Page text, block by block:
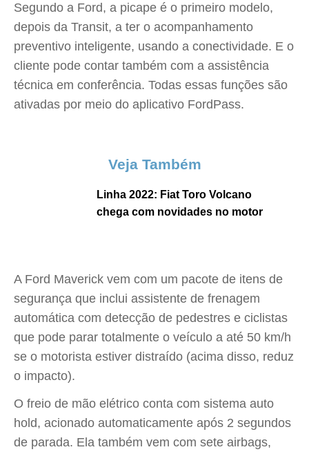
Segundo a Ford, a picape é o primeiro modelo,
depois da Transit, a ter o acompanhamento
preventivo inteligente, usando a conectividade. E o
cliente pode contar também com a assistência
técnica em conferência. Todas essas funções são
ativadas por meio do aplicativo FordPass.
Veja Também
Linha 2022: Fiat Toro Volcano
chega com novidades no motor
A Ford Maverick vem com um pacote de itens de
segurança que inclui assistente de frenagem
automática com detecção de pedestres e ciclistas
que pode parar totalmente o veículo a até 50 km/h
se o motorista estiver distraído (acima disso, reduz
o impacto).
O freio de mão elétrico conta com sistema auto
hold, acionado automaticamente após 2 segundos
de parada. Ela também vem com sete airbags,